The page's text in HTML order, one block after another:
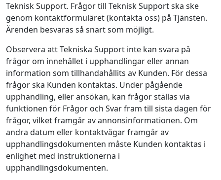
Teknisk Support. Frågor till Teknisk Support ska ske
genom kontaktformuläret (kontakta oss) på Tjänsten.
Ärenden besvaras så snart som möjligt.
Observera att Tekniska Support inte kan svara på
frågor om innehållet i upphandlingar eller annan
information som tillhandahållits av Kunden. För dessa
frågor ska Kunden kontaktas. Under pågående
upphandling, eller ansökan, kan frågor ställas via
funktionen för Frågor och Svar fram till sista dagen för
frågor, vilket framgår av annonsinformationen. Om
andra datum eller kontaktvägar framgår av
upphandlingsdokumenten måste Kunden kontaktas i
enlighet med instruktionerna i
upphandlingsdokumenten.